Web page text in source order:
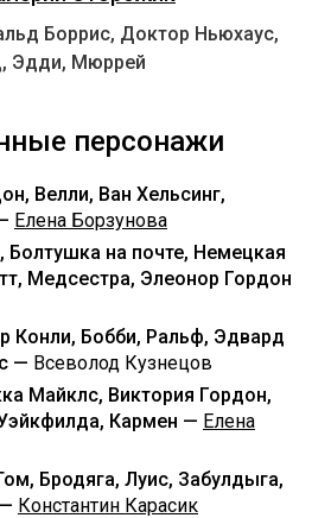
Боррис, Доктор Ньюхаус,
Эдди, Мюррей
персонажи
Велли, Ван Хельсинг,
Елена Борзунова
на почте, Немецкая
Медсестра, Элеонор Гордон
Конли, Бобби, Ральф, Эдвард
— Всеволод Кузнецов
Майклс, Виктория Гордон,
Кармен — Елена
Бродяга, Луис, Забулдыга,
Константин Карасик